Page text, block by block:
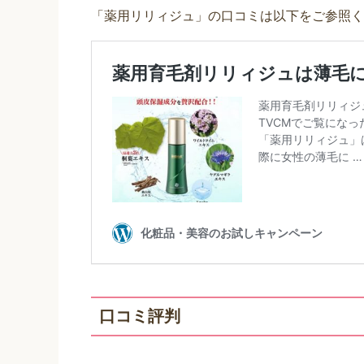
「薬用リリィジュ」の口コミは以下をご参照
口コミ評判